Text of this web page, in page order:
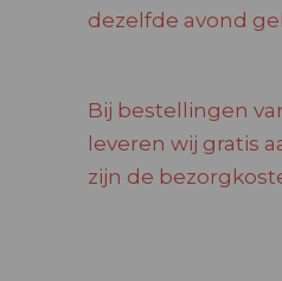
dezelfde avond
Bij bestellingen
leveren wij gratis
zijn de